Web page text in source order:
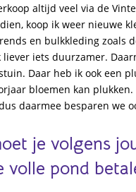
altijd veel via de
koop ik weer nieuwe
en bulkkleding zoals
liever iets duurzamer.
Daar heb ik ook een
bloemen kan
daarmee besparen we
je volgens
volle pond